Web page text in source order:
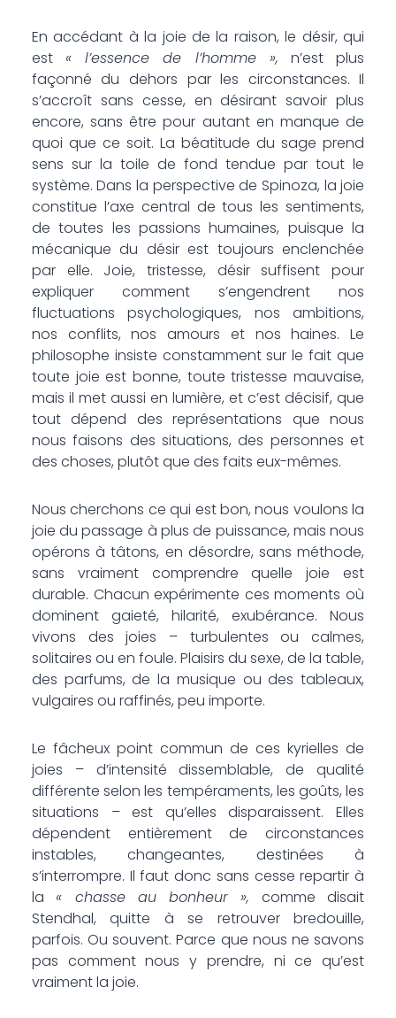
En accédant à la joie de la raison, le désir, qui
est « l’essence de l’homme », n’est plus
façonné du dehors par les circonstances. Il
s’accroît sans cesse, en désirant savoir plus
encore, sans être pour autant en manque de
quoi que ce soit. La béatitude du sage prend
sens sur la toile de fond tendue par tout le
système. Dans la perspective de Spinoza, la joie
constitue l’axe central de tous les sentiments,
de toutes les passions humaines, puisque la
mécanique du désir est toujours enclenchée
par elle. Joie, tristesse, désir suffisent pour
expliquer comment s’engendrent nos
fluctuations psychologiques, nos ambitions,
nos conflits, nos amours et nos haines. Le
philosophe insiste constamment sur le fait que
toute joie est bonne, toute tristesse mauvaise,
mais il met aussi en lumière, et c’est décisif, que
tout dépend des représentations que nous
nous faisons des situations, des personnes et
des choses, plutôt que des faits eux-mêmes.
Nous cherchons ce qui est bon, nous voulons la
joie du passage à plus de puissance, mais nous
opérons à tâtons, en désordre, sans méthode,
sans vraiment comprendre quelle joie est
durable. Chacun expérimente ces moments où
dominent gaieté, hilarité, exubérance. Nous
vivons des joies – turbulentes ou calmes,
solitaires ou en foule. Plaisirs du sexe, de la table,
des parfums, de la musique ou des tableaux,
vulgaires ou raffinés, peu importe.
Le fâcheux point commun de ces kyrielles de
joies – d’intensité dissemblable, de qualité
différente selon les tempéraments, les goûts, les
situations – est qu’elles disparaissent. Elles
dépendent entièrement de circonstances
instables, changeantes, destinées à
s’interrompre. Il faut donc sans cesse repartir à
la « chasse au bonheur », comme disait
Stendhal, quitte à se retrouver bredouille,
parfois. Ou souvent. Parce que nous ne savons
pas comment nous y prendre, ni ce qu’est
vraiment la joie.